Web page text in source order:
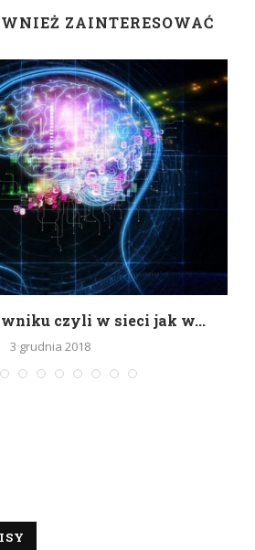
ZAINTERESOWAĆ
czyli w sieci jak w...
3 grudnia 2018